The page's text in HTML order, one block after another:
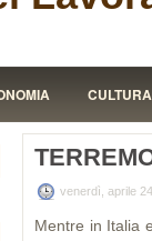
CULTURA
venerdì, aprile
Mentre in Italia